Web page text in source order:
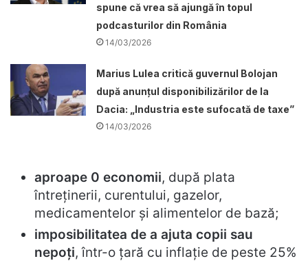
spune că vrea să ajungă în topul
podcasturilor din România
14/03/2026
Marius Lulea critică guvernul Bolojan
după anunțul disponibilizărilor de la
Dacia: „Industria este sufocată de taxe”
14/03/2026
aproape 0 economii, după plata
întreținerii, curentului, gazelor,
medicamentelor și alimentelor de bază;
imposibilitatea de a ajuta copii sau
nepoți, într-o țară cu inflație de peste 25%